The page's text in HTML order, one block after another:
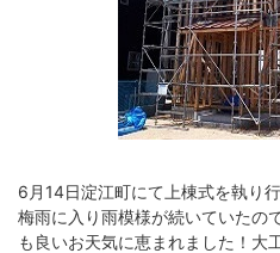
6月14日淀江町にて上棟式を執り行
梅雨に入り雨模様が続いていたの
も良いお天気に恵まれました！大